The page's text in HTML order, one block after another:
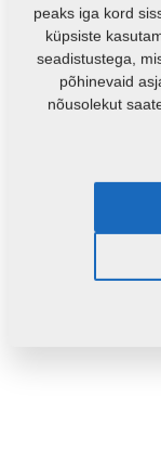
See varuosa
peaks iga kord
küpsiste
seadistustega,
põhinevaid
nõusolekut